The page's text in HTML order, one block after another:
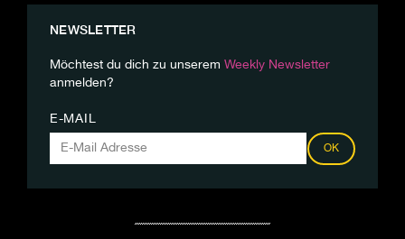
NEWSLETTER
Möchtest du dich zu unserem Weekly Newsletter
anmelden?
E-MAIL
OK